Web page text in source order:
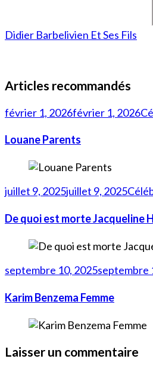
Didier Barbelivien Et Ses Fils
Articles recommandés
février 1, 2026février 1, 2026
Louane Parents
juillet 9, 2025juillet 9, 2025
De quoi est morte Jacqueline
septembre 10, 2025septembre
Karim Benzema Femme
Laisser un commentaire